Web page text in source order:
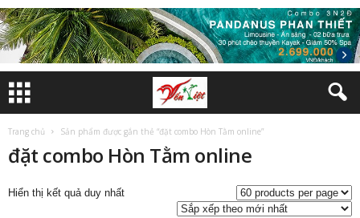
Trang chủ Sản phẩm được gắn thẻ “đặt combo Hòn Tằm online”
đặt combo Hòn Tằm online
Hiển thị kết quả duy nhất